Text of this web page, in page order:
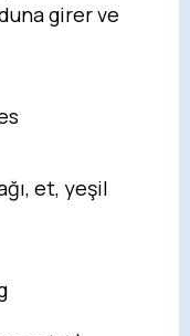
girer ve
et, yeşil